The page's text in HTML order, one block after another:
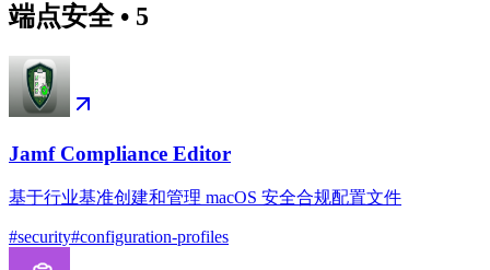
端点安全• 5
Jamf Compliance Editor
基于行业基准创建和管理 macOS 安全合规配置文件
#security#configuration-profiles